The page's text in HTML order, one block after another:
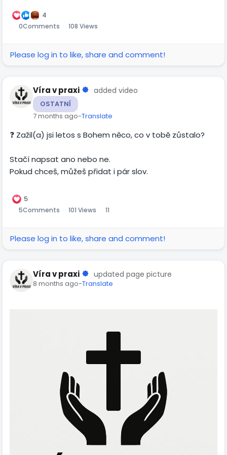
4
0Comments 108 Views
Please log in to like, share and comment!
Víra v praxi added video
OSTATNÍ
7 months ago-Translate
❓ Zažil(a) jsi letos s Bohem něco, co v tobě zůstalo?
Stačí napsat ano nebo ne.
Pokud chceš, můžeš přidat i pár slov.
00:05
5
5Comments 101 Views 11
Please log in to like, share and comment!
Víra v praxi updated page picture
8 months ago-Translate